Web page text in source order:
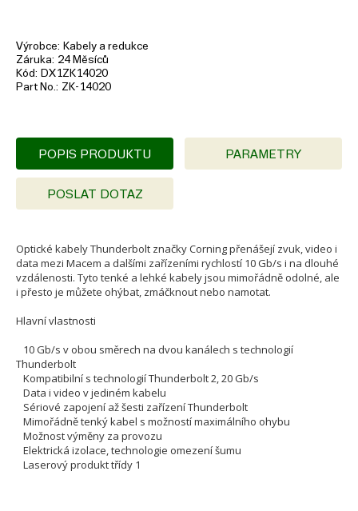
Výrobce
Kabely a redukce
Záruka 24 Měsíců
Kód
DX1ZK14020
Part No. ZK-14020
POPIS PRODUKTU PARAMETRY
POSLAT DOTAZ
Optické kabely Thunderbolt značky Corning přenášejí zvuk, video i
data mezi Macem a dalšími zařízeními rychlostí 10 Gb/s i na dlouhé
vzdálenosti. Tyto tenké a lehké kabely jsou mimořádně odolné, ale
i přesto je můžete ohýbat, zmáčknout nebo namotat.
Hlavní vlastnosti
10 Gb/s v obou směrech na dvou kanálech s technologií
Thunderbolt
Kompatibilní s technologií Thunderbolt 2, 20 Gb/s
Data i video v jediném kabelu
Sériové zapojení až šesti zařízení Thunderbolt
Mimořádně tenký kabel s možností maximálního ohybu
Možnost výměny za provozu
Elektrická izolace, technologie omezení šumu
Laserový produkt třídy 1